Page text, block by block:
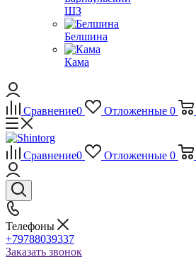
ШЗ
Белшина
Кама
Сравнение0 Отложенные 0
Сравнение0 Отложенные 0
Телефоны
+79788039337
Заказать звонок